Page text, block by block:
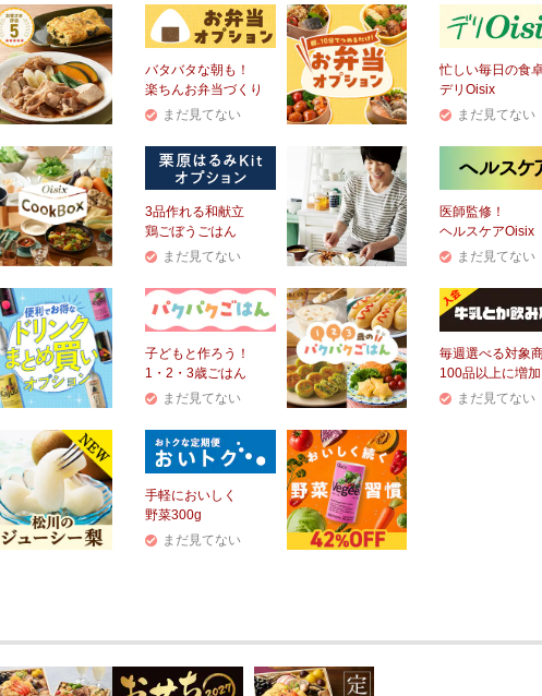
バタバタな朝も！
楽ちんお弁当づくり
まだ見てない
忙しい毎日の食
デリOisix
まだ見てない
3品作れる和献立
鶏ごぼうごはん
まだ見てない
医師監修！
ヘルスケアOisix
まだ見てない
子どもと作ろう！
1・2・3歳ごはん
まだ見てない
毎週選べる対象
100品以上に増加
まだ見てない
手軽においしく
野菜300g
まだ見てない